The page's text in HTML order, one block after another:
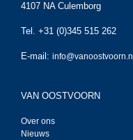
4107 NA Culemborg
Tel. +31 (0)345 515 262
E-mail: info@vanoostvoorn.nl
VAN OOSTVOORN
Over ons
Nieuws